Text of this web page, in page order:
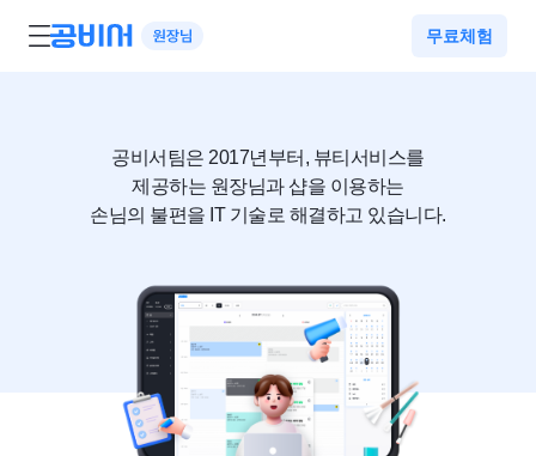
무료체험
공비서팀은 2017년부터, 뷰티서비스를
제공하는 원장님과 샵을 이용하는
손님의 불편을 IT 기술로 해결하고 있습니다.